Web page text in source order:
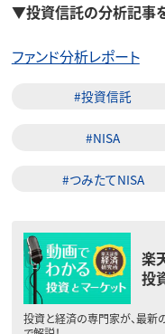
▼投資信託の分析記事
ファンド分析レポート
#投資信託
#NISA
#つみたてNISA
楽
投
投資と経済の専門家が、最新